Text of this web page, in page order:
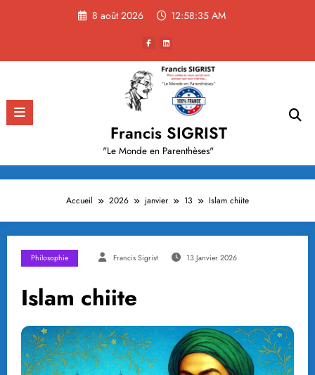
8 août 2026 12:58:36 AM
Francis SIGRIST
"Le Monde en Parenthèses"
Accueil 2026 janvier 13 Islam chiite
Philosophie Francis Sigrist 13 Janvier 2026
Islam chiite